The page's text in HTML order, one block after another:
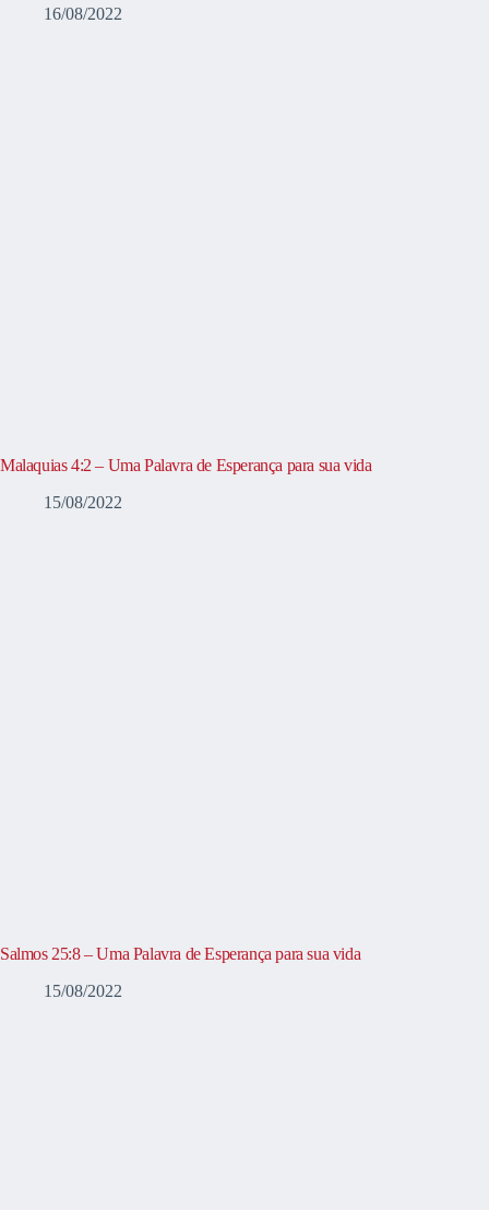
16/08/2022
Malaquias 4:2 – Uma Palavra de Esperança para sua vida
15/08/2022
Salmos 25:8 – Uma Palavra de Esperança para sua vida
15/08/2022